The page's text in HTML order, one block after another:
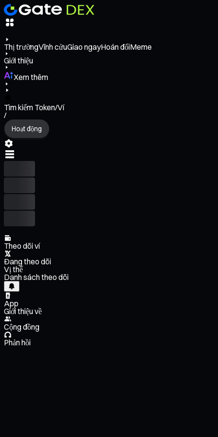
Thị trườngVĩnh cửuGiao ngayHoán đổiMeme
Giới thiệu
Xem thêm
Tìm kiếm Token/Ví
/
Hoạt động
Theo dõi ví
Đang theo dõi
Vị thế
Danh sách theo dõi
App
Giới thiệu về
Cộng đồng
Phản hồi